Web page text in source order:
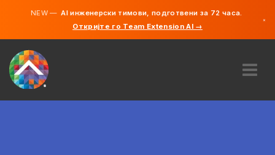
NEW —AI инженерски тимови, подготвени за 72 часа.
Откријте го Team Extension AI →
×